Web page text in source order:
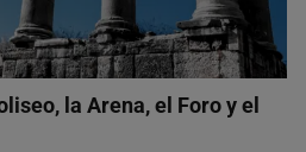
la Arena, el Foro y el